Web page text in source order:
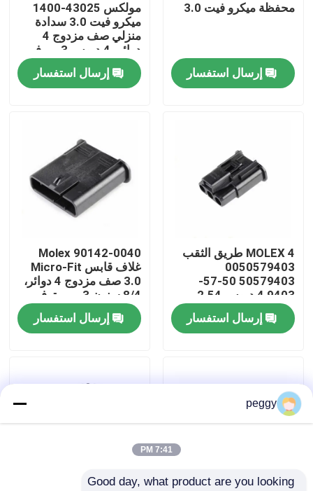
منزل
حول بنا
ضبط الجودة
اتصل بنا
تسخير الأسلاك
كابلات LVDS
محفظة ميكرو فيت 3.0
إرسال استفسار
مولكس 43025-1400
ميكرو فيت 3.0 سدادة
منزلي صف مزدوج 4
دوائر، 4 دبوس 3 مم في
المخزون 43025-1400
إرسال استفسار
MOLEX 4 طريق الثقب
0050579403
50579403 50-57-
9403 4 دبوس 2.54
أجهزة توصيل السيارة
إرسال استفسار
Molex 90142-0040
غلاف قابس Micro-Fit
3.0 صف مزدوج 4 دوائر،
8/4 سنون 3 مم متوفر
في المخزون 90142-
0040 إرسال استفسار
peggy
7:41 PM
Good day, what product are you looking